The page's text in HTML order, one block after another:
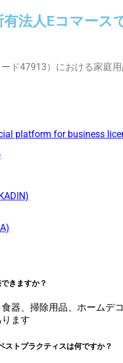
法人Eコマー
ド47913）における家庭
platform for business
きますか？
器、掃除用品、ホーム
ます
ストプラクティスは何ですか？